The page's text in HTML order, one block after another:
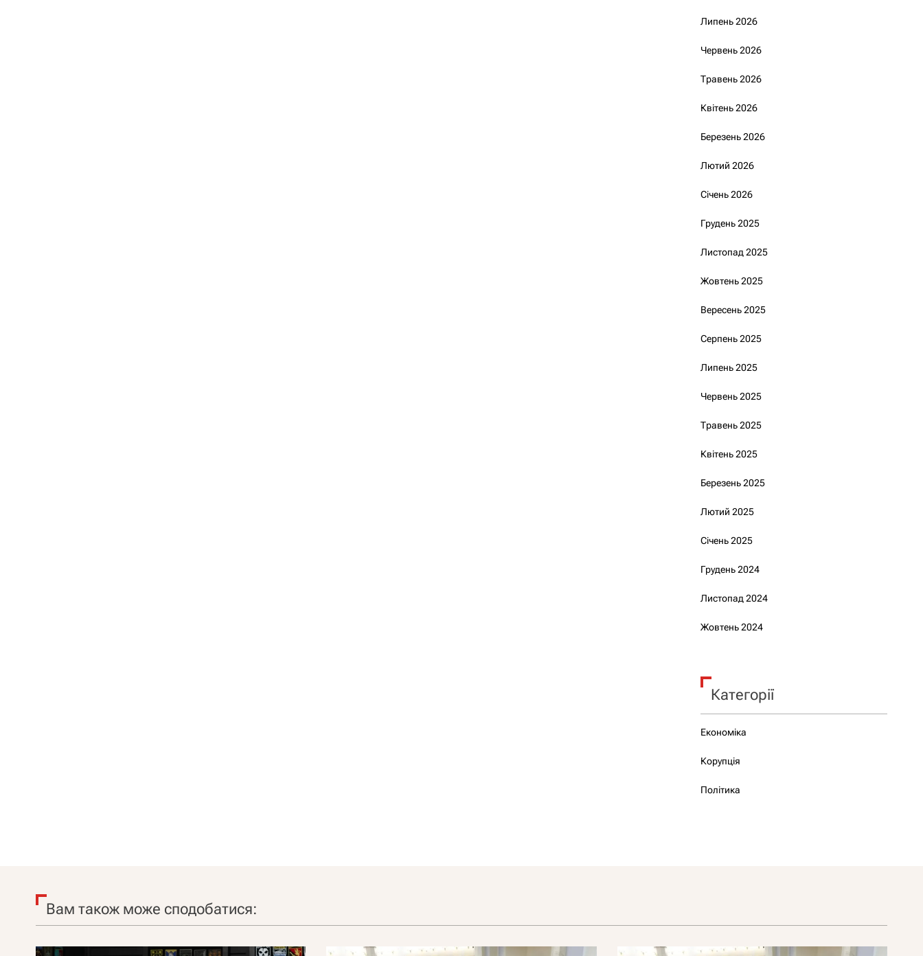
Липень 2026
Червень 2026
Травень 2026
Квітень 2026
Березень 2026
Лютий 2026
Січень 2026
Грудень 2025
Листопад 2025
Жовтень 2025
Вересень 2025
Серпень 2025
Липень 2025
Червень 2025
Травень 2025
Квітень 2025
Березень 2025
Лютий 2025
Січень 2025
Грудень 2024
Листопад 2024
Жовтень 2024
Категорії
Економіка
Корупція
Політика
Вам також може сподобатися: